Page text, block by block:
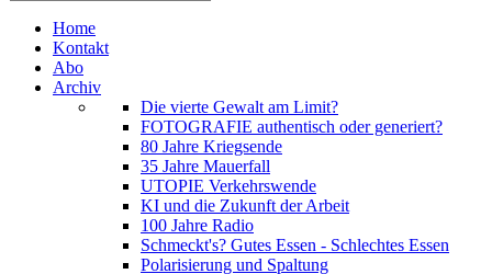
Home
Kontakt
Abo
Archiv
Die vierte Gewalt am Limit?
FOTOGRAFIE authentisch oder generiert?
80 Jahre Kriegsende
35 Jahre Mauerfall
UTOPIE Verkehrswende
KI und die Zukunft der Arbeit
100 Jahre Radio
Schmeckt's? Gutes Essen - Schlechtes Essen
Polarisierung und Spaltung